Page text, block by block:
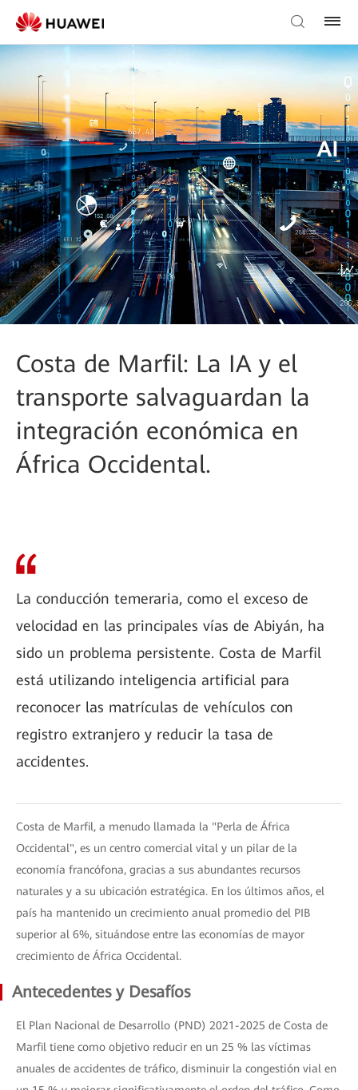
Costa de Marfil: La IA y el
transporte salvaguardan la
integración económica en
África Occidental.
La conducción temeraria, como el exceso de
velocidad en las principales vías de Abiyán, ha
sido un problema persistente. Costa de Marfil
está utilizando inteligencia artificial para
reconocer las matrículas de vehículos con
registro extranjero y reducir la tasa de
accidentes.
Costa de Marfil, a menudo llamada la "Perla de África
Occidental", es un centro comercial vital y un pilar de la
economía francófona, gracias a sus abundantes recursos
naturales y a su ubicación estratégica. En los últimos años, el
país ha mantenido un crecimiento anual promedio del PIB
superior al 6%, situándose entre las economías de mayor
crecimiento de África Occidental.
Antecedentes y Desafíos
El Plan Nacional de Desarrollo (PND) 2021-2025 de Costa de
Marfil tiene como objetivo reducir en un 25 % las víctimas
anuales de accidentes de tráfico, disminuir la congestión vial en